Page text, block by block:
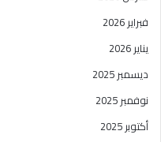
فبراير 2026
يناير 2026
ديسمبر 2025
نوفمبر 2025
أكتوبر 2025